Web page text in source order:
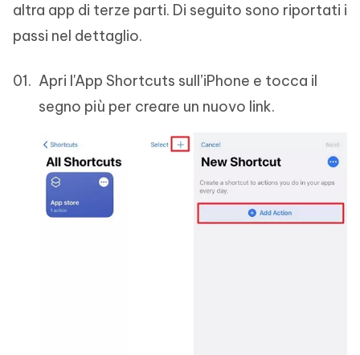
altra app di terze parti. Di seguito sono riportati i
passi nel dettaglio.
Apri l'App Shortcuts sull’iPhone e tocca il
segno più per creare un nuovo link.